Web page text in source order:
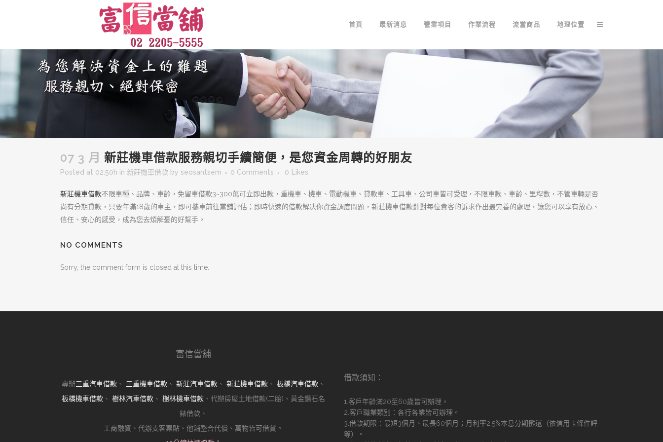
首頁 最新消息 營業項目 作業流程 流當商品 地理位置
07 3 月 新莊機車借款服務親切手續簡便，是您資金周轉的好朋友
Posted at 02:50h in 新莊機車借款 by seosantsem 0 Comments 0 Likes
新莊機車借款不限車種、品牌、車齡，免留車借款3~300萬可立即出款，重機車、機車、電動機車、貸款車、工具車、公司車皆可受理，不限車款、車齡、里程數，不管車輛是否
尚有分期貸款，只要年滿18歲的車主，即可攜車前往當舖評估；即時快速的借款解决你資金調度問題，新莊機車借款針對每位貴客的訴求作出最完善的處理，讓您可以享有放心、
信任、安心的感受，成為您去煩解憂的好幫手。
NO COMMENTS
Sorry, the comment form is closed at this time.
富信當舖
專辦三重汽車借款 、 三重機車借款 、 新莊汽車借款 、 新莊機車借款 、 板橋汽車借款 、
板橋機車借款 、 樹林汽車借款 、 樹林機車借款 、代辦房屋土地借款(二胎)、黃金鑽石名
錶借款、
工商融資、代辦支客票貼、他舖整合代償、萬物皆可借貸。
借款須知：
1.客戶年齡滿20至60歲皆可辦理。
2.客戶職業類別：各行各業皆可辦理。
3.借款期限：最短3個月、最長60個月；月利率2.5%本息分期攤還（依信用卡條件評
等）。